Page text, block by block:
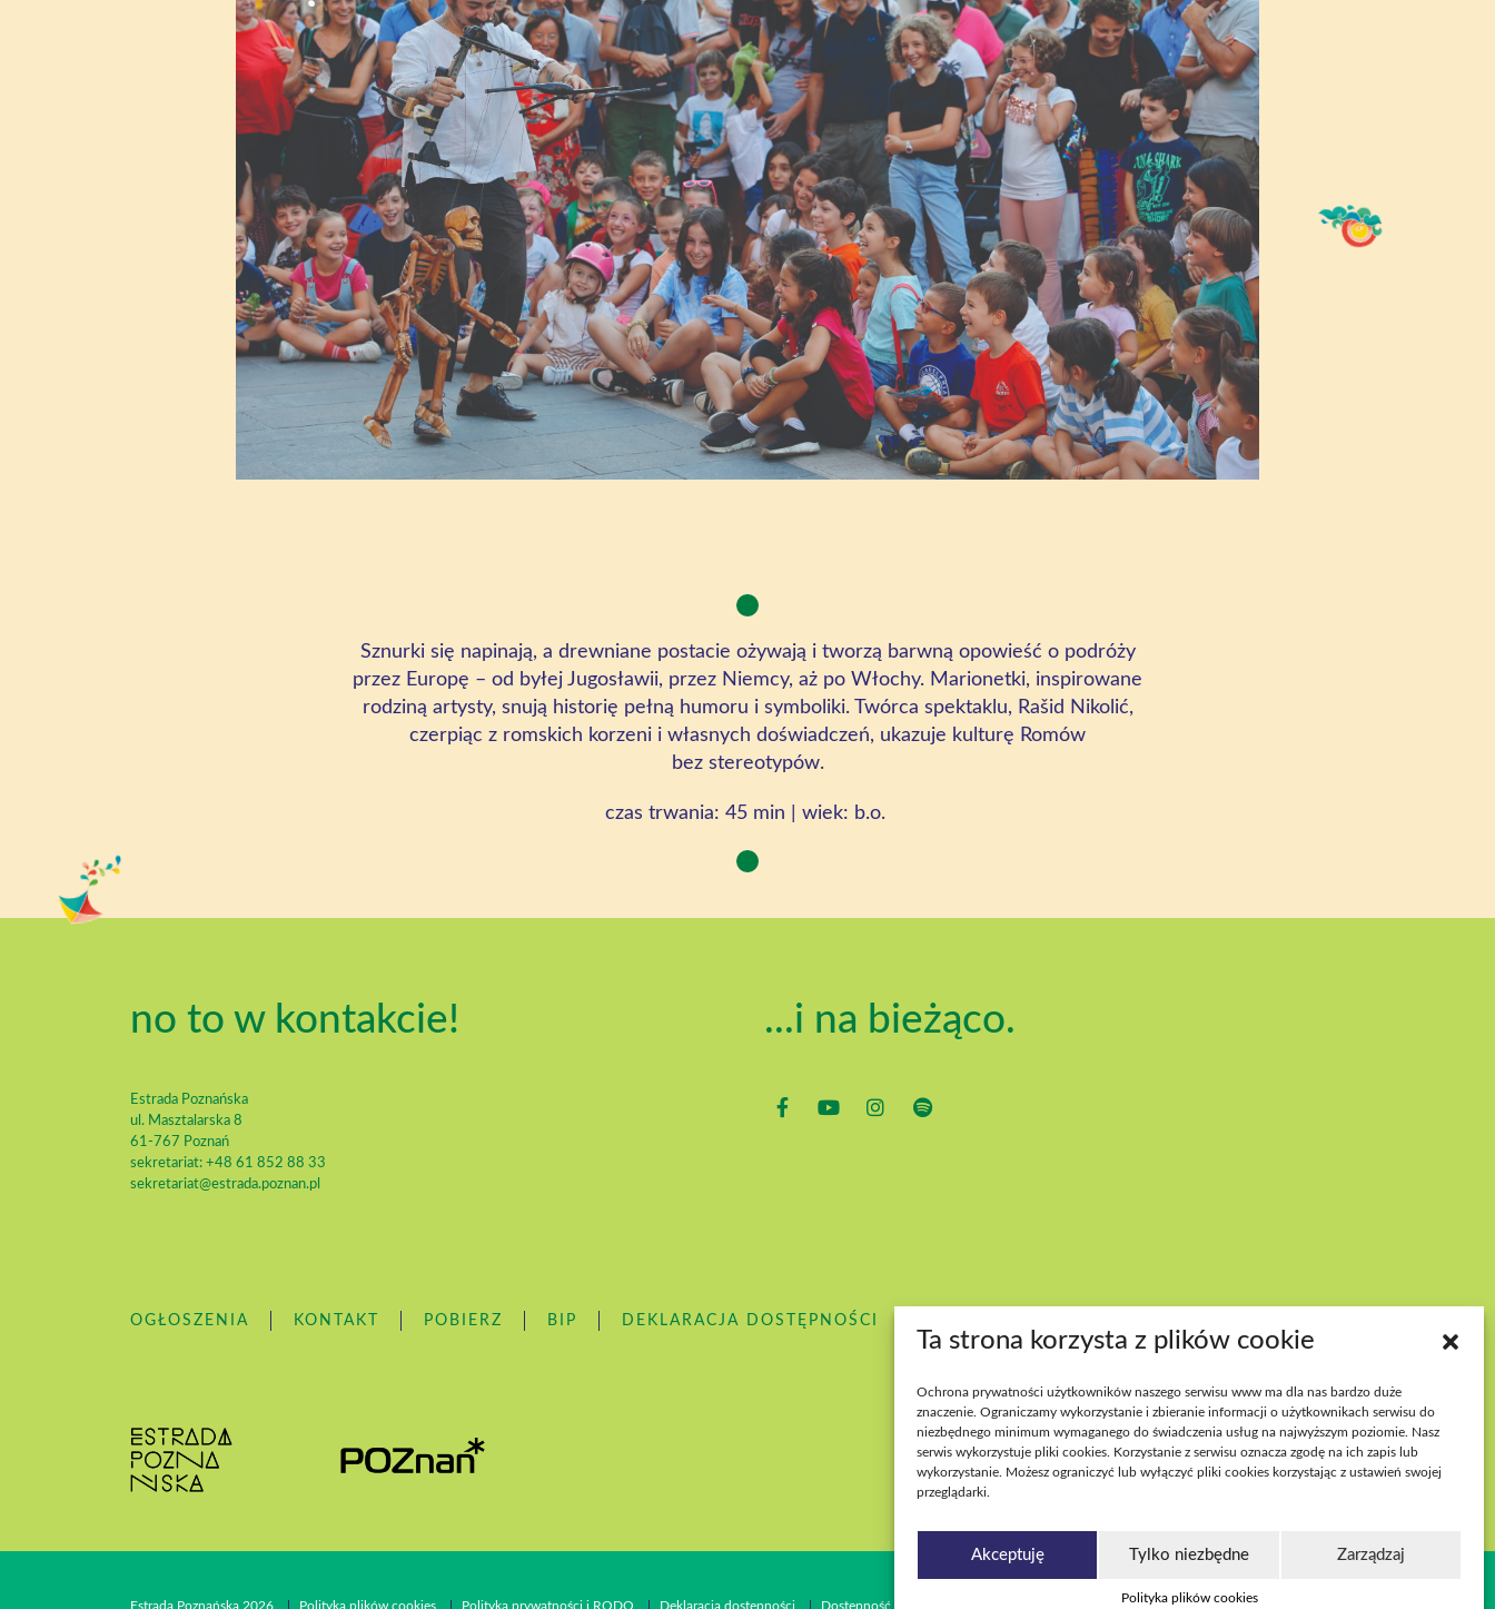
Ta strona korzysta z plików cookie
Ochrona prywatności użytkowników naszego serwisu www ma dla nas bardzo duże
znaczenie. Ograniczamy wykorzystanie i zbieranie informacji o użytkownikach serwisu do
niezbędnego minimum wymaganego do świadczenia usług na najwyższym poziomie. Nasz
serwis wykorzystuje pliki cookies. Korzystanie z serwisu oznacza zgodę na ich zapis lub
wykorzystanie. Możesz ograniczyć lub wyłączyć pliki cookies korzystając z ustawień swojej
przeglądarki.
Akceptuję Tylko niezbędne Zarządzaj
Polityka plików cookies
Sznurki się napinają, a drewniane postacie ożywają i tworzą barwną opowieść o podróży
przez Europę – od byłej Jugosławii, przez Niemcy, aż po Włochy. Marionetki, inspirowane
rodziną artysty, snują historię pełną humoru i symboliki. Twórca spektaklu, Rašid Nikolić,
czerpiąc z romskich korzeni i własnych doświadczeń, ukazuje kulturę Romów
bez stereotypów.
czas trwania: 45 min | wiek: b.o.
no to w kontakcie!
Estrada Poznańska
ul. Masztalarska 8
61-767 Poznań
sekretariat: +48 61 852 88 33
sekretariat@estrada.poznan.pl
...i na bieżąco.
OGŁOSZENIA KONTAKT POBIERZ BIP DEKLARACJA DOSTĘPNOŚCI
Estrada Poznańska 2026 Polityka plików cookies Polityka prywatności i RODO Deklaracja dostępności Dostępność wydarzeń